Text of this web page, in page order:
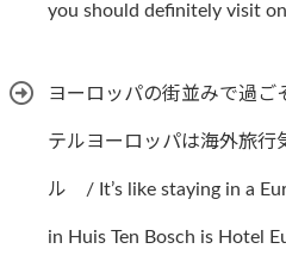
you should definitely visit
ヨーロッパの街並みで過ご
テルヨーロッパは海外旅行
ル / It’s like staying in a
in Huis Ten Bosch is Hotel